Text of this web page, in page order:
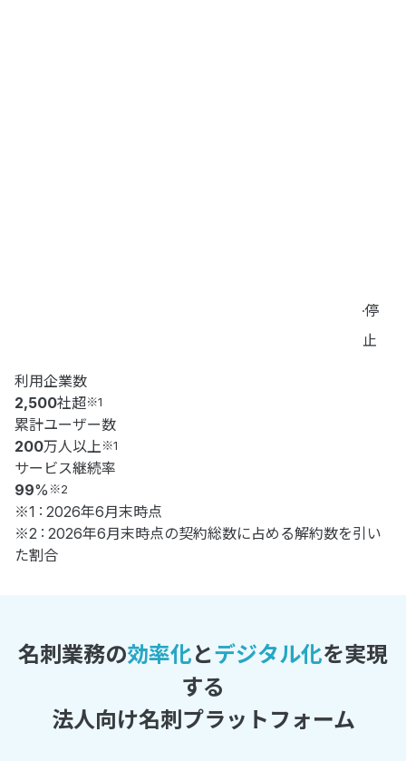
停
止
利用企業数
2,500社超※1
累計ユーザー数
200万人以上※1
サービス継続率
99% ※2
※1 : 2026年6月末時点
※2 : 2026年6月末時点の契約総数に占める解約数を引い
た割合
名刺業務の効率化とデジタル化を実現
する
法人向け名刺プラットフォーム